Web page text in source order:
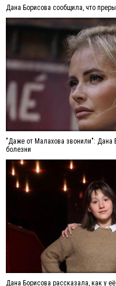
Дана Борисова сообщила, что
"Даже от Малахова звонили": Дана
болезни
Дана Борисова рассказала, как у